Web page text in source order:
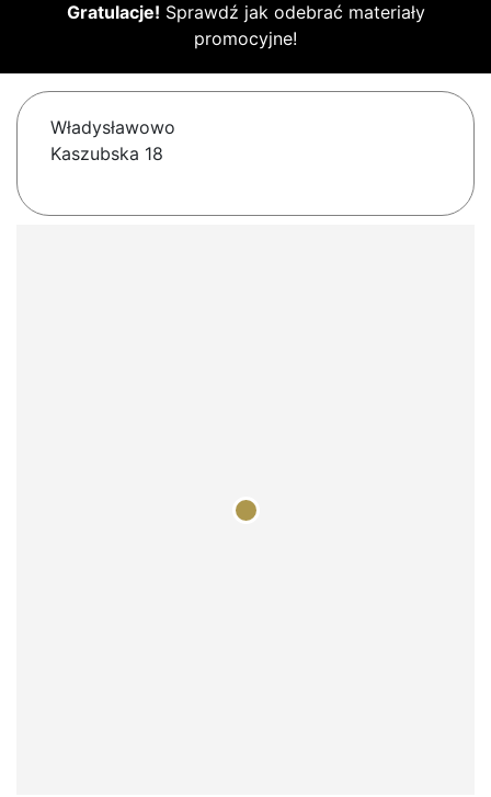
Gratulacje! Sprawdź jak odebrać materiały
promocyjne!
Władysławowo
Kaszubska 18